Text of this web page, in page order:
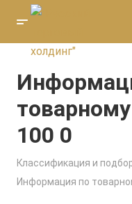
100 0
Классификация и
Информация по